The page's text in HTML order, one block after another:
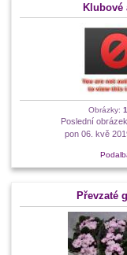
Klubové
Obrázky:
Poslední
pon 06. kvě
Převzaté